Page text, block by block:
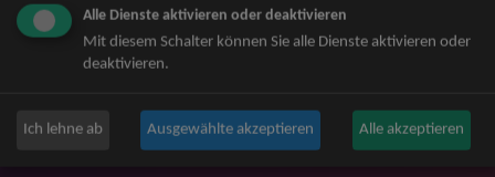
Niedeckens BAP Tickets
Judas Priest Tickets
Trailerpark & Friends Tickets
Alle Dienste aktivieren oder deaktivieren
Mit diesem Schalter können Sie alle Dienste aktivieren oder
deaktivieren.
Ich lehne ab Ausgewählte akzeptieren Alle akzeptieren